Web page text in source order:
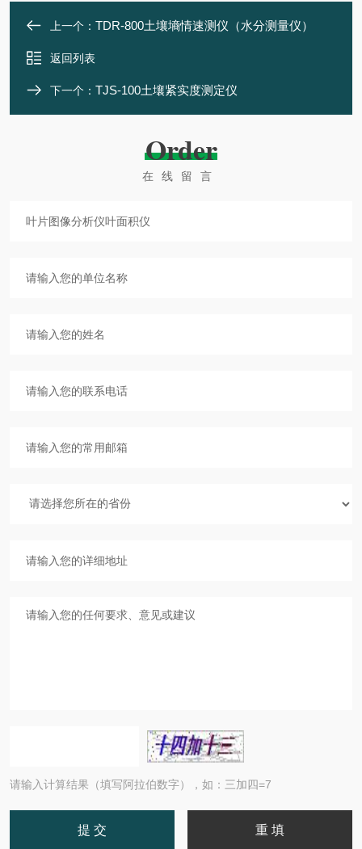
上一个： TDR-800土壤墒情速测仪（水分测量仪）
返回列表
下一个： TJS-100土壤紧实度测定仪
Order
在线留言
请输入计算结果（填写阿拉伯数字），如：三加四=7